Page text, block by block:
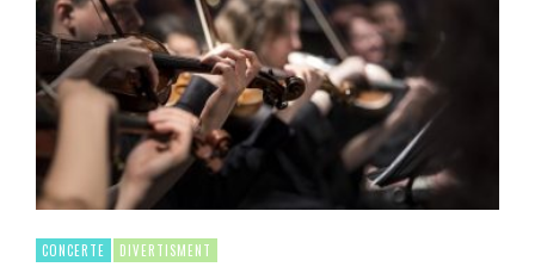
CONCERTE DIVERTISMENT